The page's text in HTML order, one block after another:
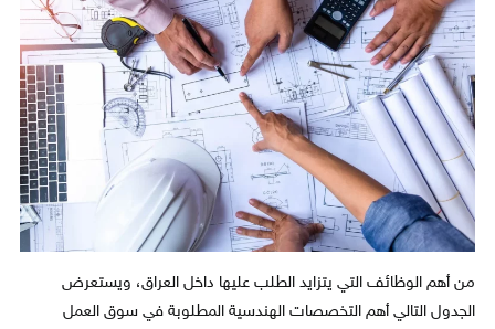
من أهم الوظائف التي يتزايد الطلب عليها داخل العراق، ويستعرض
الجدول التالي أهم التخصصات الهندسية المطلوبة في سوق العمل